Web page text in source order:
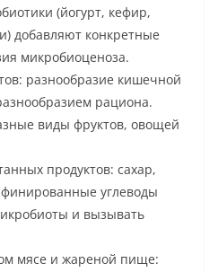
(йогурт, кефир,
добавляют конкретные
микробиоценоза.
разнообразие кишечной
рациона.
виды фруктов, овощей
продуктов: сахар,
углеводы
и вызывать
мясе и жареной пище: